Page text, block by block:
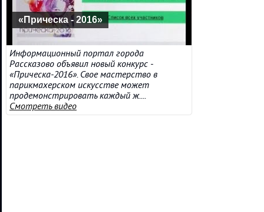
«Прическа - 2016»
Информационный портал города
Рассказово объявил новый конкурс -
«Прическа-2016». Свое мастерство в
парикмахерском искусстве может
продемонстрировать каждый ж....
Смотреть видео